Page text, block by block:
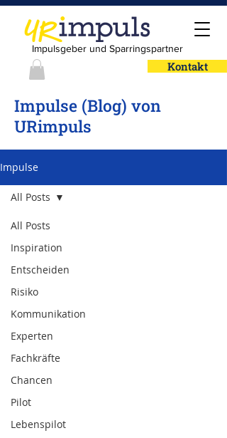
Impulsgeber und Sparringspartner
Kontakt
Impulse (Blog) von
URimpuls
Impulse
All Posts
Inspiration
Entscheiden
Risiko
Kommunikation
Experten
Fachkräfte
Chancen
Pilot
Lebenspilot
All Posts